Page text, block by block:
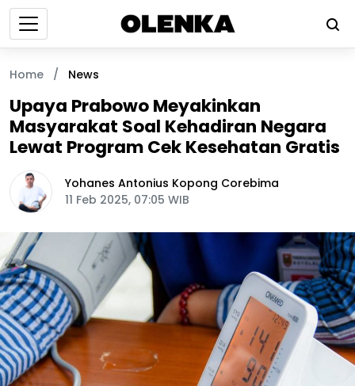
Home / News
Upaya Prabowo Meyakinkan
Masyarakat Soal Kehadiran Negara
Lewat Program Cek Kesehatan Gratis
Yohanes Antonius Kopong Corebima
11 Feb 2025, 07:05 WIB